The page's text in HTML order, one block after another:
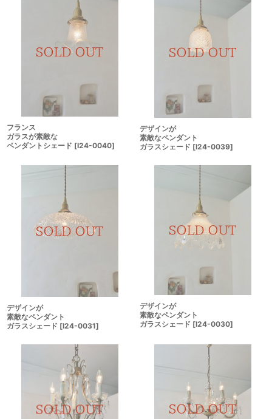
フランス
ガラスが素敵な
ペンダントシェード [I24-0040]
デザインが
素敵なペンダント
ガラスシェード [I24-0039]
デザインが
素敵なペンダント
ガラスシェード [I24-0031]
デザインが
素敵なペンダント
ガラスシェード [I24-0030]